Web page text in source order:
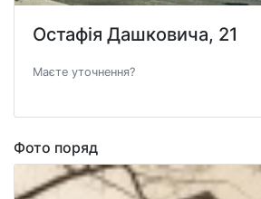
Остафія Дашковича, 21
Маєте уточнення?
Фото поряд
Share this widget